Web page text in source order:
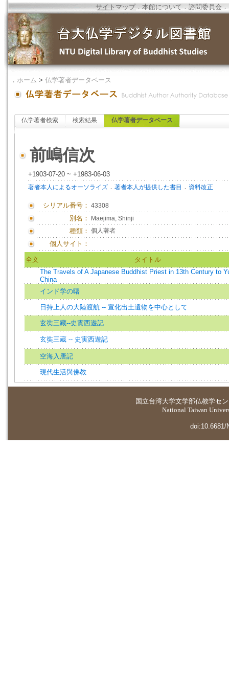
サイトマップ．本館について ．諮問委員会 ．
． ホーム > 仏学著者データベース
仏学著者検索 検索結果 仏学著者データベース
前嶋信次
+1903-07-20 ~ +1983-06-03
著者本人によるオーソライズ ． 著者本人が提供した書目 ． 資料改正
シリアル番号： 43308
別名： Maejima, Shinji
種類： 個人著者
個人サイト：
全文
タイトル
The Travels of A Japanese Buddhist Priest in 13th Century to
China
インド学の曙
日持上人の大陸渡航 -- 宣化出土遺物を中心として
玄奘三藏--史實西遊記
玄奘三蔵 -- 史実西遊記
空海入唐記
現代生活與佛教
国立台湾大学文学部仏教学セ
National Taiwan
doi:10.6681/